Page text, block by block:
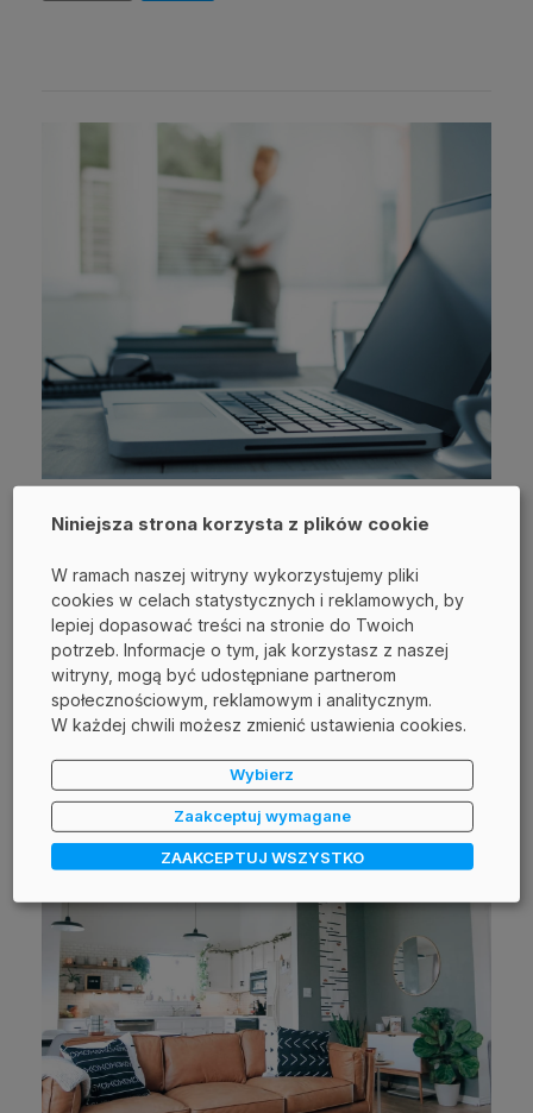
Kompleksowa ochrona danych i kontrola
Bakalland S.A.
Jako system DLP Safetica sprawdza się w naszej firmie
doskonale. Jest to rozwiązanie wyjątkowo intuicyjne
w działaniu, które nie wymaga stałej opieki po stronie
administratora.
Niniejsza strona korzysta z plików cookie
W ramach naszej witryny wykorzystujemy pliki
cookies w celach statystycznych i reklamowych, by
lepiej dopasować treści na stronie do Twoich
potrzeb. Informacje o tym, jak korzystasz z naszej
witryny, mogą być udostępniane partnerom
społecznościowym, reklamowym i analitycznym.
W każdej chwili możesz zmienić ustawienia cookies.
Wybierz
Zaakceptuj wymagane
ZAAKCEPTUJ WSZYSTKO